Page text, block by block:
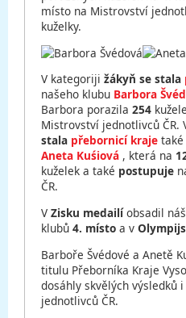
místo na Mistrovství
kuželky.
V kategoriji žákyň se stala
našeho klubu Barbora
Barbora porazila 254
Mistrovství jednotlivců ČR.
stala přebornicí kraje
Aneta Kuśiová , která na
kuželek a také postupuje
ČR.
V Zisku medailíobsadil
klubů 4. místo a v
Barboře Švédové a Anetě
titulu Přeborníka Kraje
dosáhly skvělých výsledků
jednotlivců ČR.